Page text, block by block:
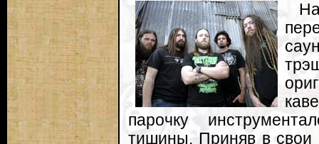
парочку
тишины. Приняв в свои